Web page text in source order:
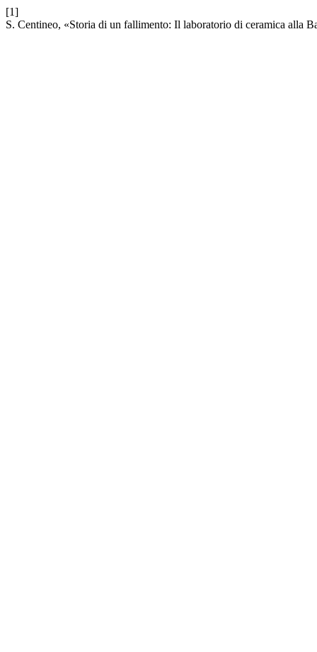
[1]
S. Centineo, «Storia di un fallimento: Il laboratorio di ceramica alla